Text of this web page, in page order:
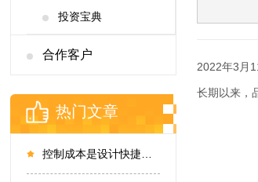
投资宝典
合作客户
热门文章
2022年3月
长期以来，